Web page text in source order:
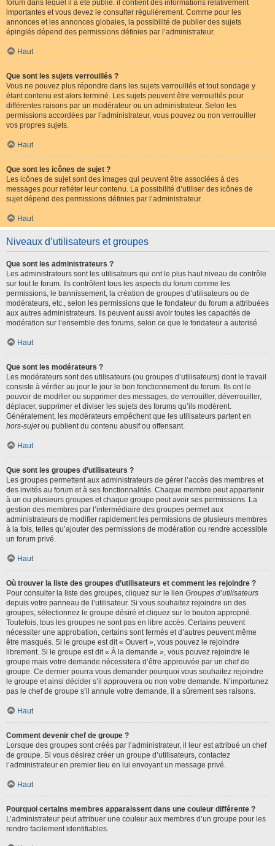
forum dans lequel il a été publié. il contient des informations relativement
importantes et vous devez le consulter régulièrement. Comme pour les
annonces et les annonces globales, la possibilité de publier des sujets
épinglés dépend des permissions définies par l’administrateur.
Haut
Que sont les sujets verrouillés ?
Vous ne pouvez plus répondre dans les sujets verrouillés et tout sondage y
étant contenu est alors terminé. Les sujets peuvent être verrouillés pour
différentes raisons par un modérateur ou un administrateur. Selon les
permissions accordées par l’administrateur, vous pouvez ou non verrouiller
vos propres sujets.
Haut
Que sont les icônes de sujet ?
Les icônes de sujet sont des images qui peuvent être associées à des
messages pour refléter leur contenu. La possibilité d’utiliser des icônes de
sujet dépend des permissions définies par l’administrateur.
Haut
Niveaux d’utilisateurs et groupes
Que sont les administrateurs ?
Les administrateurs sont les utilisateurs qui ont le plus haut niveau de contrôle
sur tout le forum. Ils contrôlent tous les aspects du forum comme les
permissions, le bannissement, la création de groupes d’utilisateurs ou de
modérateurs, etc., selon les permissions que le fondateur du forum a attribuées
aux autres administrateurs. Ils peuvent aussi avoir toutes les capacités de
modération sur l’ensemble des forums, selon ce que le fondateur a autorisé.
Haut
Que sont les modérateurs ?
Les modérateurs sont des utilisateurs (ou groupes d’utilisateurs) dont le travail
consiste à vérifier au jour le jour le bon fonctionnement du forum. Ils ont le
pouvoir de modifier ou supprimer des messages, de verrouiller, déverrouiller,
déplacer, supprimer et diviser les sujets des forums qu’ils modèrent.
Généralement, les modérateurs empêchent que les utilisateurs partent en
hors-sujetou publient du contenu abusif ou offensant.
Haut
Que sont les groupes d’utilisateurs ?
Les groupes permettent aux administrateurs de gérer l’accès des membres et
des invités au forum et à ses fonctionnalités. Chaque membre peut appartenir
à un ou plusieurs groupes et chaque groupe peut avoir ses permissions. La
gestion des membres par l’intermédiaire des groupes permet aux
administrateurs de modifier rapidement les permissions de plusieurs membres
à la fois, telles qu’ajouter des permissions de modération ou rendre accessible
un forum privé.
Haut
Où trouver la liste des groupes d’utilisateurs et comment les rejoindre ?
Pour consulter la liste des groupes, cliquez sur le lien Groupes d’utilisateurs
depuis votre panneau de l’utilisateur. Si vous souhaitez rejoindre un des
groupes, sélectionnez le groupe désiré et cliquez sur le bouton approprié.
Toutefois, tous les groupes ne sont pas en libre accès. Certains peuvent
nécessiter une approbation, certains sont fermés et d’autres peuvent même
être masqués. Si le groupe est dit « Ouvert », vous pouvez le rejoindre
librement. Si le groupe est dit « À la demande », vous pouvez rejoindre le
groupe mais votre demande nécessitera d’être approuvée par un chef de
groupe. Ce dernier pourra vous demander pourquoi vous souhaitez rejoindre
le groupe et ainsi décider s’il approuvera ou non votre demande. N’importunez
pas le chef de groupe s’il annule votre demande, il a sûrement ses raisons.
Haut
Comment devenir chef de groupe ?
Lorsque des groupes sont créés par l’administrateur, il leur est attribué un chef
de groupe. Si vous désirez créer un groupe d’utilisateurs, contactez
l’administrateur en premier lieu en lui envoyant un message privé.
Haut
Pourquoi certains membres apparaissent dans une couleur différente ?
L’administrateur peut attribuer une couleur aux membres d’un groupe pour les
rendre facilement identifiables.